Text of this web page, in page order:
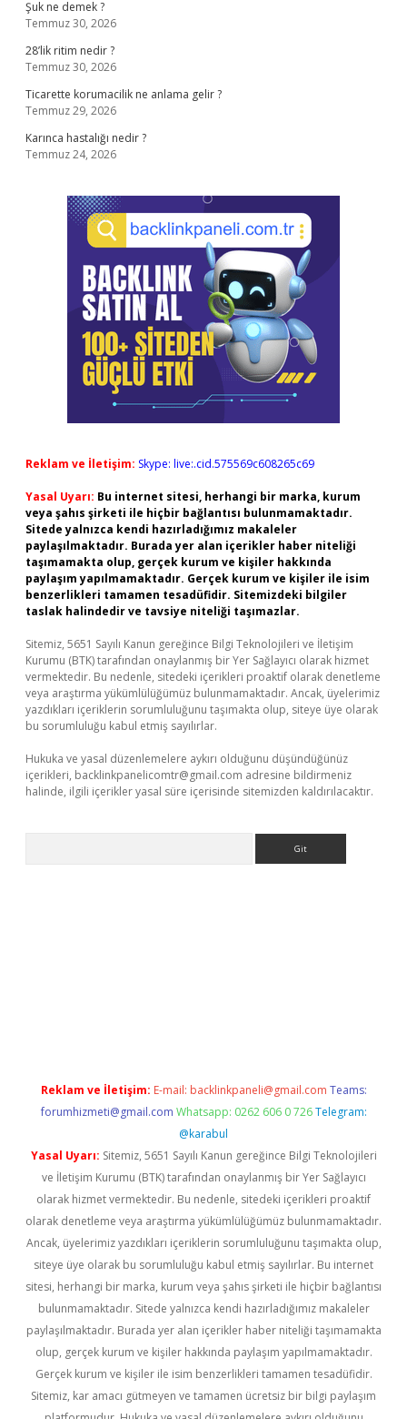
Şuk ne demek ?
Temmuz 30, 2026
28’lik ritim nedir ?
Temmuz 30, 2026
Ticarette korumacilik ne anlama gelir ?
Temmuz 29, 2026
Karınca hastalığı nedir ?
Temmuz 24, 2026
Reklam ve İletişim: Skype: live:.cid.575569c608265c69
Yasal Uyarı: Bu internet sitesi, herhangi bir marka, kurum
veya şahıs şirketi ile hiçbir bağlantısı bulunmamaktadır.
Sitede yalnızca kendi hazırladığımız makaleler
paylaşılmaktadır. Burada yer alan içerikler haber niteliği
taşımamakta olup, gerçek kurum ve kişiler hakkında
paylaşım yapılmamaktadır. Gerçek kurum ve kişiler ile isim
benzerlikleri tamamen tesadüfidir. Sitemizdeki bilgiler
taslak halindedir ve tavsiye niteliği taşımazlar.
Sitemiz, 5651 Sayılı Kanun gereğince Bilgi Teknolojileri ve İletişim
Kurumu (BTK) tarafından onaylanmış bir Yer Sağlayıcı olarak hizmet
vermektedir. Bu nedenle, sitedeki içerikleri proaktif olarak denetleme
veya araştırma yükümlülüğümüz bulunmamaktadır. Ancak, üyelerimiz
yazdıkları içeriklerin sorumluluğunu taşımakta olup, siteye üye olarak
bu sorumluluğu kabul etmiş sayılırlar.
Hukuka ve yasal düzenlemelere aykırı olduğunu düşündüğünüz
içerikleri, backlinkpanelicomtr@gmail.com adresine bildirmeniz
halinde, ilgili içerikler yasal süre içerisinde sitemizden kaldırılacaktır.
Reklam ve İletişim: E-mail: backlinkpaneli@gmail.com Teams:
forumhizmeti@gmail.com Whatsapp: 0262 606 0 726 Telegram:
@karabul
Yasal Uyarı: Sitemiz, 5651 Sayılı Kanun gereğince Bilgi Teknolojileri
ve İletişim Kurumu (BTK) tarafından onaylanmış bir Yer Sağlayıcı
olarak hizmet vermektedir. Bu nedenle, sitedeki içerikleri proaktif
olarak denetleme veya araştırma yükümlülüğümüz bulunmamaktadır.
Ancak, üyelerimiz yazdıkları içeriklerin sorumluluğunu taşımakta olup,
siteye üye olarak bu sorumluluğu kabul etmiş sayılırlar. Bu internet
sitesi, herhangi bir marka, kurum veya şahıs şirketi ile hiçbir bağlantısı
bulunmamaktadır. Sitede yalnızca kendi hazırladığımız makaleler
paylaşılmaktadır. Burada yer alan içerikler haber niteliği taşımamakta
olup, gerçek kurum ve kişiler hakkında paylaşım yapılmamaktadır.
Gerçek kurum ve kişiler ile isim benzerlikleri tamamen tesadüfidir.
Sitemiz, kar amacı gütmeyen ve tamamen ücretsiz bir bilgi paylaşım